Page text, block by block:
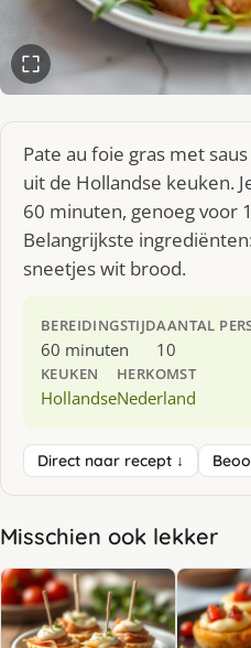
Pate au foie gras met
uit de Hollandse keuken.
60 minuten, genoeg voor
Belangrijkste
sneetjes wit brood.
BEREIDINGSTIJD
60 minuten
AANTAL
10
KEUKEN
Hollandse
HERKOMST
Nederland
Direct naar recept ↓
Misschien ook lekker